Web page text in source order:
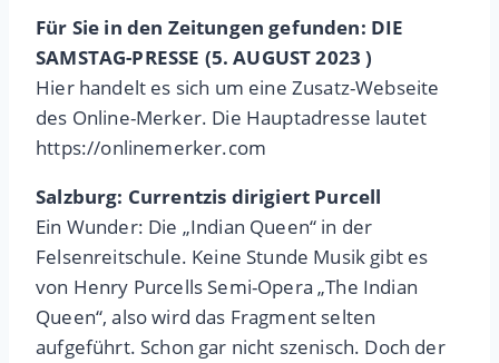
Für Sie in den Zeitungen gefunden: DIE
SAMSTAG-PRESSE (5. AUGUST 2023 )
Hier handelt es sich um eine Zusatz-Webseite
des Online-Merker. Die Hauptadresse lautet
https://onlinemerker.com
Salzburg: Currentzis dirigiert Purcell
Ein Wunder: Die „Indian Queen“ in der
Felsenreitschule. Keine Stunde Musik gibt es
von Henry Purcells Semi-Opera „The Indian
Queen“, also wird das Fragment selten
aufgeführt. Schon gar nicht szenisch. Doch der